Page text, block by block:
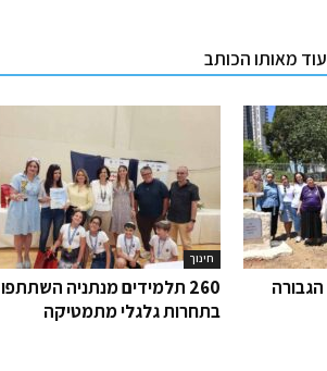
עוד מאותו הכותב
חינוך
260 תלמידים מנתניה השתתפו
בתחרות גלגלי מתמטיקה